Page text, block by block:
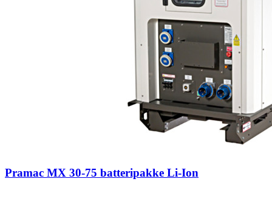
Pramac MX 30-75 batteripakke Li-Ion